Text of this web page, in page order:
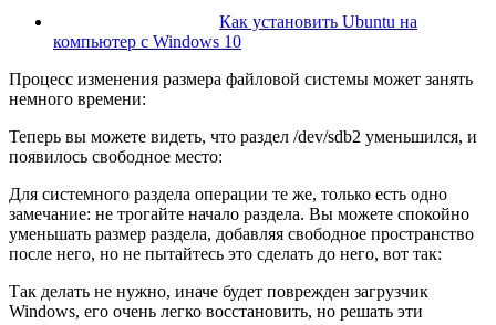
Как установить Ubuntu на
компьютер с Windows 10
Процесс изменения размера файловой системы может занять
немного времени:
Теперь вы можете видеть, что раздел /dev/sdb2 уменьшился, и
появилось свободное место:
Для системного раздела операции те же, только есть одно
замечание: не трогайте начало раздела. Вы можете спокойно
уменьшать размер раздела, добавляя свободное пространство
после него, но не пытайтесь это сделать до него, вот так:
Так делать не нужно, иначе будет поврежден загрузчик
Windows, его очень легко восстановить, но решать эти